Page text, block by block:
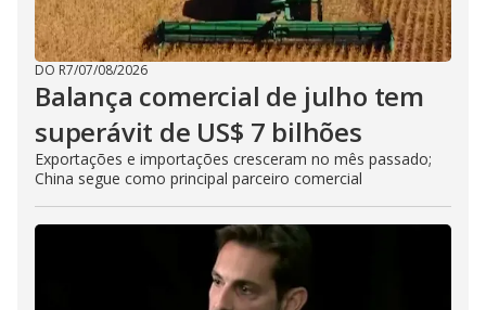
DO R7/07/08/2026
Balança comercial de julho tem
superávit de US$ 7 bilhões
Exportações e importações cresceram no mês passado;
China segue como principal parceiro comercial